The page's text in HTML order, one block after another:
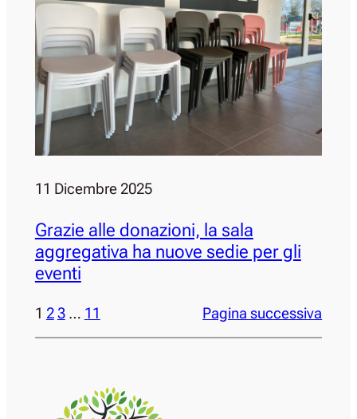
11 Dicembre 2025
Grazie alle donazioni, la sala
aggregativa ha nuove sedie per gli
eventi
1 23 … 11 Pagina successiva